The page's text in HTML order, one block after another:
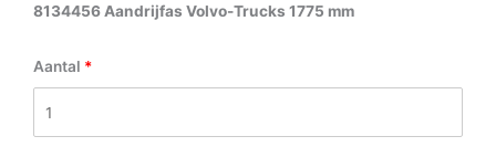
8134456 Aandrijfas Volvo-Trucks 1775 mm
Aantal